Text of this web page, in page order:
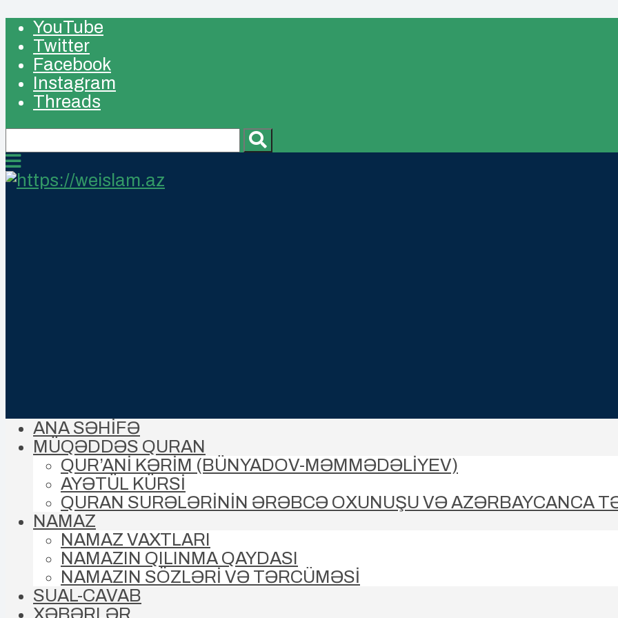
YouTube
Twitter
Facebook
Instagram
Threads
ANA SƏHİFƏ
MÜQƏDDƏS QURAN
QUR’ANİ KƏRİM (BÜNYADOV-MƏMMƏDƏLIYEV)
AYƏTÜL KÜRSİ
QURAN SURƏLƏRİNİN ƏRƏBCƏ OXUNUŞU VƏ AZƏRBAYCANCA
NAMAZ
NAMAZ VAXTLARI
NAMAZIN QILINMA QAYDASI
NAMAZIN SÖZLƏRİ VƏ TƏRCÜMƏSİ
SUAL-CAVAB
XƏBƏRLƏR